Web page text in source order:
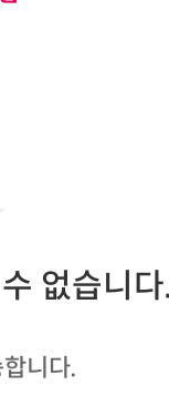
없습니다.
니다.